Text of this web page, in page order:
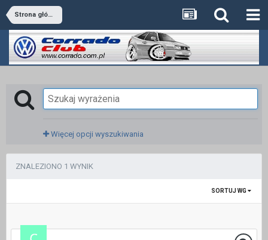
Strona główna
Więcej opcji wyszukiwania
ZNALEZIONO 1 WYNIK
SORTUJ WG